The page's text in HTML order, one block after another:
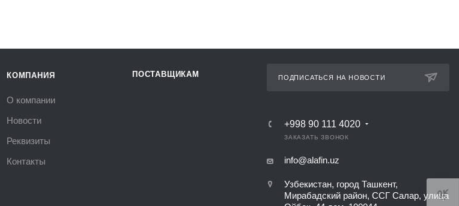
КОМПАНИЯ
О компании
Новости
Реквизиты
Контакты
ПОСТАВЩИКАМ ПОДПИСАТЬСЯ НА НОВОСТИ
+998 90 111 4020
ЗАКАЗАТЬ ЗВОНОК
info@alafin.uz
Узбекистан, город Ташкент,
Мирабадский район, ССГ Салар, улица